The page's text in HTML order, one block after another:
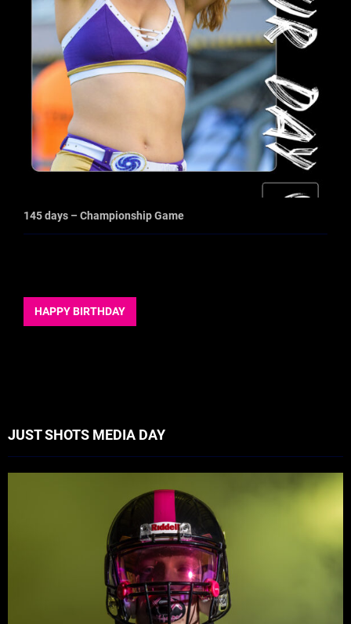
145 days – Championship Game
HAPPY BIRTHDAY
JUST SHOTS MEDIA DAY